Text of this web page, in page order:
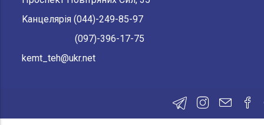
Kанцелярія (044)-249-85-97
(097)-396-17-75
kemt_teh@ukr.net